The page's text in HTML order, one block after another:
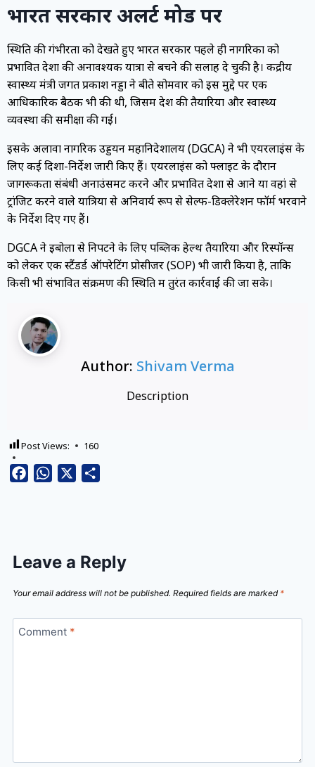
भारत सरकार अलर्ट मोड पर
स्थिति की गंभीरता को देखते हुए भारत सरकार पहले ही नागरिकों को
प्रभावित देशों की अनावश्यक यात्रा से बचने की सलाह दे चुकी है। केंद्रीय
स्वास्थ्य मंत्री जगत प्रकाश नड्डा ने बीते सोमवार को इस मुद्दे पर एक
आधिकारिक बैठक भी की थी, जिसमें देश की तैयारियों और स्वास्थ्य
व्यवस्था की समीक्षा की गई।
इसके अलावा नागरिक उड्डयन महानिदेशालय (DGCA) ने भी एयरलाइंस के
लिए कई दिशा-निर्देश जारी किए हैं। एयरलाइंस को फ्लाइट के दौरान
जागरूकता संबंधी अनाउंसमेंट करने और प्रभावित देशों से आने या वहां से
ट्रांजिट करने वाले यात्रियों से अनिवार्य रूप से सेल्फ-डिक्लेरेशन फॉर्म भरवाने
के निर्देश दिए गए हैं।
DGCA ने इबोला से निपटने के लिए पब्लिक हेल्थ तैयारियों और रिस्पॉन्स
को लेकर एक स्टैंडर्ड ऑपरेटिंग प्रोसीजर (SOP) भी जारी किया है, ताकि
किसी भी संभावित संक्रमण की स्थिति में तुरंत कार्रवाई की जा सके।
Author: Shivam Verma
Description
Post Views: 160
FacebookWhatsApp
Leave a Reply
Your email address will not be published. Required fields are marked *
Comment *